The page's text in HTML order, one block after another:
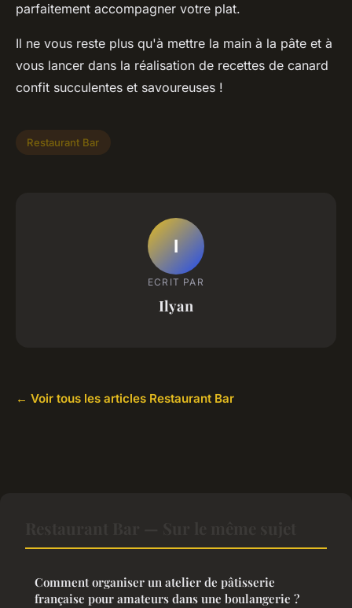
parfaitement accompagner votre plat.
Il ne vous reste plus qu'à mettre la main à la pâte et à
vous lancer dans la réalisation de recettes de canard
confit succulentes et savoureuses !
Restaurant Bar
I
ECRIT PAR
Ilyan
← Voir tous les articles Restaurant Bar
Comment organiser un atelier de pâtisserie
française pour amateurs dans une boulangerie ?